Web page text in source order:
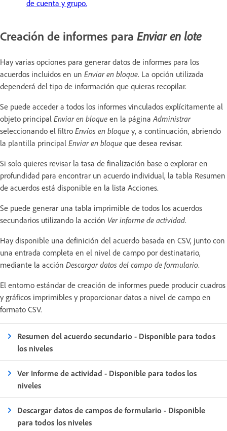
de cuenta y grupo.
Creación de informes para Enviar en lote
Hay varias opciones para generar datos de informes para los
acuerdos incluidos en un Enviar en bloque. La opción utilizada
dependerá del tipo de información que quieras recopilar.
Se puede acceder a todos los informes vinculados explícitamente al
objeto principal Enviar en bloque en la páginaAdministrar
seleccionando el filtro Envíos en bloque y, a continuación, abriendo
la plantilla principal Enviar en bloque que desea revisar.
Si solo quieres revisar la tasa de finalización base o explorar en
profundidad para encontrar un acuerdo individual, la tabla Resumen
de acuerdos está disponible en la lista Acciones.
Se puede generar una tabla imprimible de todos los acuerdos
secundarios utilizando la acción Ver informe de actividad.
Hay disponible una definición del acuerdo basada en CSV, junto con
una entrada completa en el nivel de campo por destinatario,
mediante la acción Descargar datos del campo de formulario.
El entorno estándar de creación de informes puede producir cuadros
y gráficos imprimibles y proporcionar datos a nivel de campo en
formato CSV.
Resumen del acuerdo secundario - Disponible para todos
los niveles
Ver Informe de actividad - Disponible para todos los
niveles
Descargar datos de campos de formulario - Disponible
para todos los niveles